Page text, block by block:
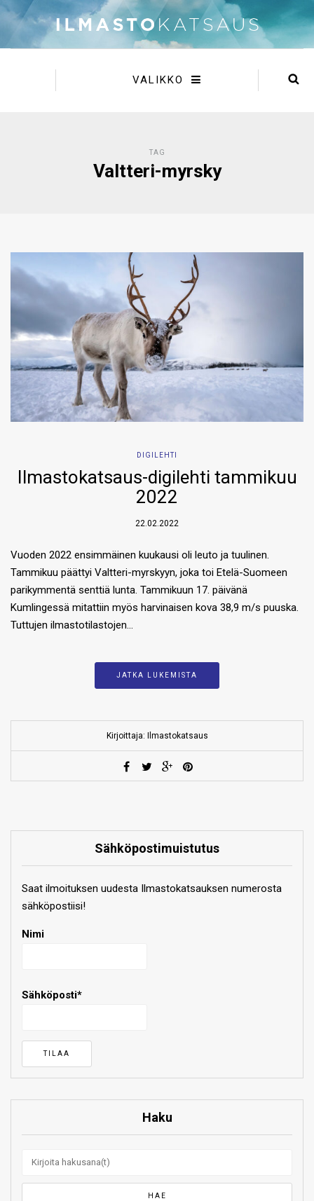
VALIKKO
TAG
Valtteri-myrsky
DIGILEHTI
Ilmastokatsaus-digilehti tammikuu
2022
22.02.2022
Vuoden 2022 ensimmäinen kuukausi oli leuto ja tuulinen.
Tammikuu päättyi Valtteri-myrskyyn, joka toi Etelä-Suomeen
parikymmentä senttiä lunta. Tammikuun 17. päivänä
Kumlingessä mitattiin myös harvinaisen kova 38,9 m/s puuska.
Tuttujen ilmastotilastojen…
JATKA LUKEMISTA
Kirjoittaja: Ilmastokatsaus
Sähköpostimuistutus
Saat ilmoituksen uudesta Ilmastokatsauksen numerosta
sähköpostiisi!
Nimi
Sähköposti*
Haku